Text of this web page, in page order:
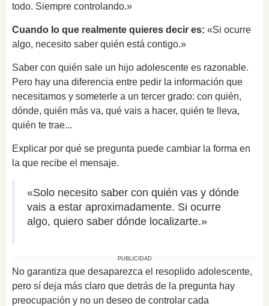
todo. Siempre controlando.»
Cuando lo que realmente quieres decir es: «Si ocurre
algo, necesito saber quién está contigo.»
Saber con quién sale un hijo adolescente es razonable.
Pero hay una diferencia entre pedir la información que
necesitamos y someterle a un tercer grado: con quién,
dónde, quién más va, qué vais a hacer, quién te lleva,
quién te trae...
Explicar por qué se pregunta puede cambiar la forma en
la que recibe el mensaje.
«Solo necesito saber con quién vas y dónde
vais a estar aproximadamente. Si ocurre
algo, quiero saber dónde localizarte.»
PUBLICIDAD
No garantiza que desaparezca el resoplido adolescente,
pero sí deja más claro que detrás de la pregunta hay
preocupación y no un deseo de controlar cada